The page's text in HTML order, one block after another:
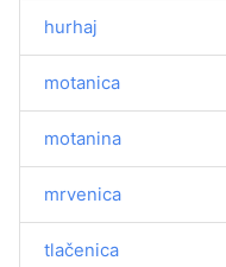
hurhaj
motanica
motanina
mrvenica
tlačenica